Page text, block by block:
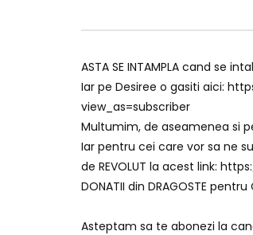
ASTA SE INTAMPLA cand se
Iar pe Desiree o gasiti aici:
view_as=subscriber
Multumim, de aseamenea si
Iar pentru cei care vor sa ne
de REVOLUT la acest link:
DONATII din DRAGOSTE
Asteptam sa te abonezi la